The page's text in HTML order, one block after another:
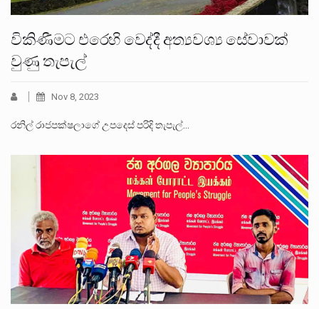
විකිණීමට එරෙහි වෙද්දී අත්‍යවශ්‍ය සේවාවක්
වුණු තැපැල්
Nov 8, 2023
රනිල් රාජපක්ෂලාගේ උපදෙස් පරිදි තැපැල්…